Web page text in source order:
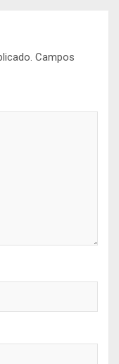
Campos